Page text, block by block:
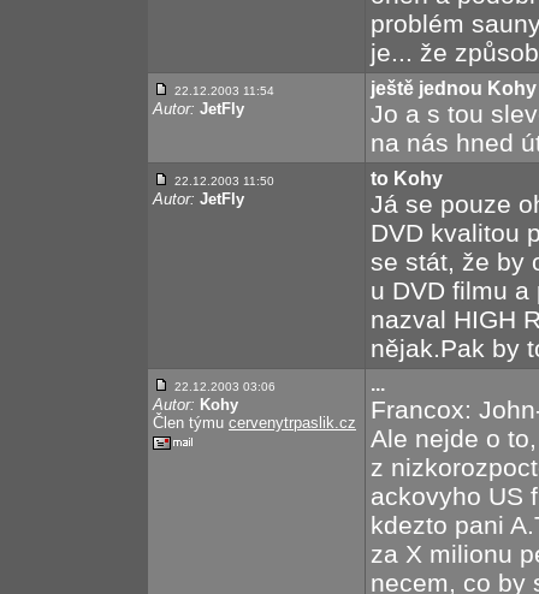
problém
je... že
22.12.2003 11:54
Autor: JetFly
ještě jednou Kohy
Jo a s tou
na nás hned
22.12.2003 11:50
Autor: JetFly
to Kohy
Já se pouze
DVD kvalitou
se stát, že by
u DVD filmu
nazval HIGH
nějak.Pak by
22.12.2003 03:06
Autor: Kohy
Člen týmu cervenytrpaslik.cz
...
Francox:
Ale nejde o
z
ackovyho US
kdezto pani
za X milionu
necem, co by